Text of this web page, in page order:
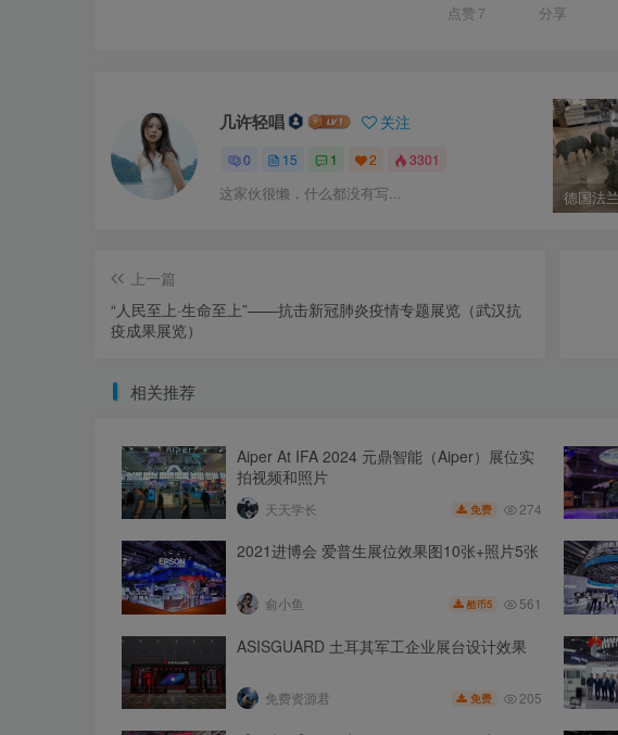
点赞 7 分享
几许轻唱 关注
0 15 1 2 3301
这家伙很懒，什么都没有写...
上一篇
“人民至上·生命至上”——抗击新冠肺炎疫情专题展览（武汉抗
疫成果展览）
相关推荐
Aiper At IFA 2024 元鼎智能（Aiper）展位实
拍视频和照片
天天学长 免费 274
2021进博会 爱普生展位效果图10张+照片5张
俞小鱼 酷币5 561
ASISGUARD 土耳其军工企业展台设计效果
免费资源君 免费 205